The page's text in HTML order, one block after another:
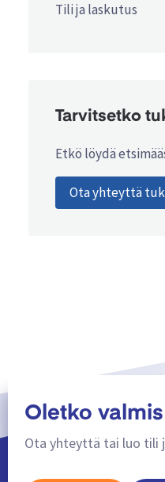
Tili ja laskutus
Tarvitsetko
Etkö löydä
Ota yhteyttä
Oletko
Ota yhteyttä tai luo tili